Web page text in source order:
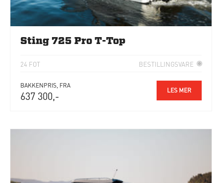
Sting 725 Pro T-Top
24 FOT BESTILLINGSVARE
BAKKENPRIS, FRA
637 300,- LES MER